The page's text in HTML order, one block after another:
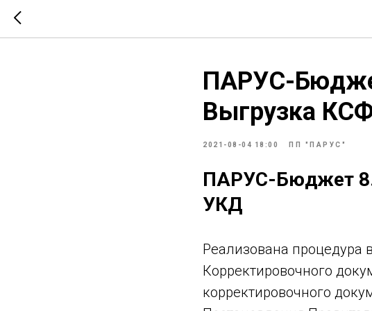
ПАРУС-
Выгрузка
2021-08-04 18:00 ПП "ПАРУС"
ПАРУС-Бюджет 8.
УКД
Реализована процедура
Корректировочного
корректировочного